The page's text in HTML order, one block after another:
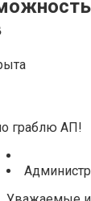
граблю АП!